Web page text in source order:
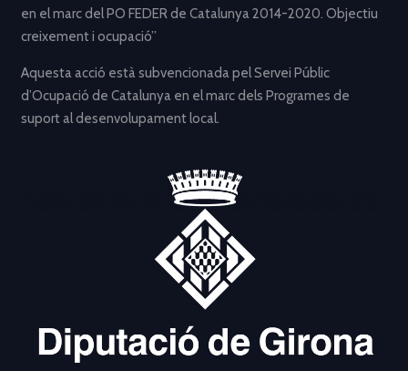
en el marc del PO FEDER de Catalunya 2014-2020. Objectiu
creixement i ocupació”
Aquesta acció està subvencionada pel Servei Públic
d’Ocupació de Catalunya en el marc dels Programes de
suport al desenvolupament local.